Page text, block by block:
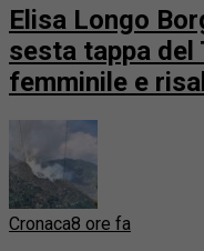
Elisa Longo
sesta tappa del
femminile e
Cronaca8 ore fa